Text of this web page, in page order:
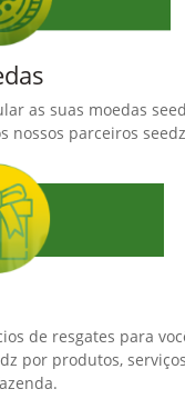
as suas moedas
nossos parceiros
de resgates para
por produtos,